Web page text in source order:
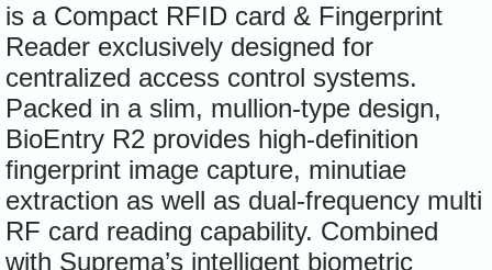
is a Compact RFID card & Fingerprint
Reader exclusively designed for
centralized access control systems.
Packed in a slim, mullion-type design,
BioEntry R2 provides high-definition
fingerprint image capture, minutiae
extraction as well as dual-frequency multi
RF card reading capability. Combined
with Suprema’s intelligent biometric